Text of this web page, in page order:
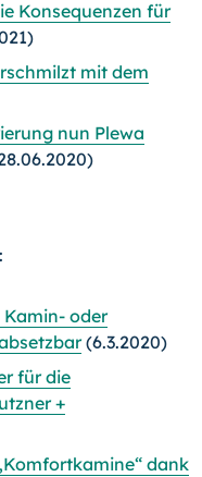
Konsequenzen für
mit dem
nun Plewa
oder
(6.3.2020)
für die
+
dank